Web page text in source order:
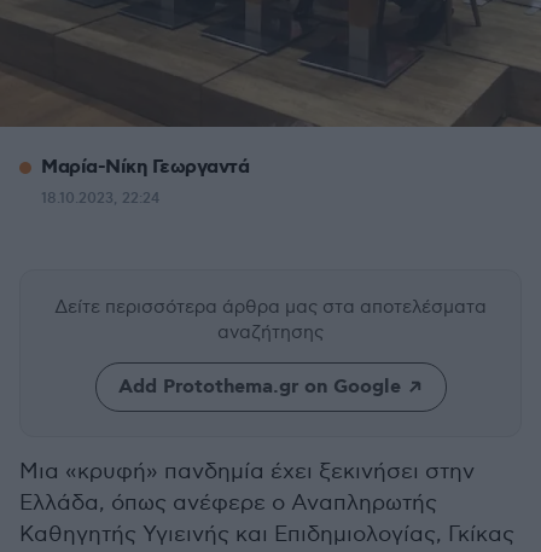
Μαρία-Νίκη Γεωργαντά
18.10.2023, 22:24
Δείτε περισσότερα άρθρα μας στα αποτελέσματα
αναζήτησης
Add Protothema.gr on Google
Μια «κρυφή» πανδημία έχει ξεκινήσει στην
Ελλάδα, όπως ανέφερε ο Αναπληρωτής
Καθηγητής Υγιεινής και Επιδημιολογίας, Γκίκας